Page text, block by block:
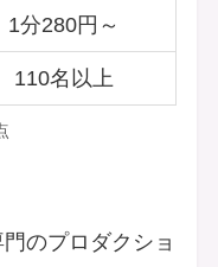
1分280円～
110名以上
のプロダクショ